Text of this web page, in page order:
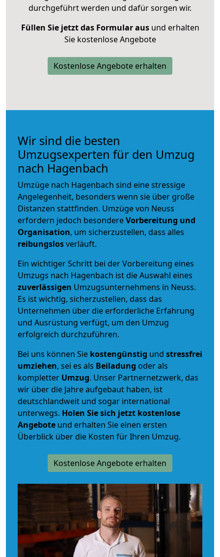
durchgeführt werden und dafür sorgen wir.
Füllen Sie jetzt das Formular ausund erhalten
Sie kostenlose Angebote
Kostenlose Angebote erhalten
Wir sind die besten
Umzugsexperten für den Umzug
nach Hagenbach
Umzüge nach Hagenbach sind eine stressige
Angelegenheit, besonders wenn sie über große
Distanzen stattfinden. Umzüge von Neuss
erfordern jedoch besondereVorbereitung und
Organisation, um sicherzustellen, dass alles
reibungslosverläuft.
Ein wichtiger Schritt bei der Vorbereitung eines
Umzugs nach Hagenbach ist die Auswahl eines
zuverlässigen Umzugsunternehmens in Neuss.
Es ist wichtig, sicherzustellen, dass das
Unternehmen über die erforderliche Erfahrung
und Ausrüstung verfügt, um den Umzug
erfolgreich durchzuführen.
Bei uns können Sie kostengünstig und stressfrei
umziehen, sei es als Beiladung oder als
kompletter Umzug. Unser Partnernetzwerk, das
wir über die Jahre aufgebaut haben, ist
deutschlandweit und sogar international
unterwegs. Holen Sie sich jetzt kostenlose
Angebote und erhalten Sie einen ersten
Überblick über die Kosten für Ihren Umzug.
Kostenlose Angebote erhalten